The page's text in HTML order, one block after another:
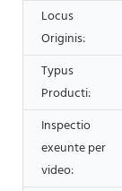
Locus
Originis:
Typus
Producti:
Inspectio
exeunte per
video: